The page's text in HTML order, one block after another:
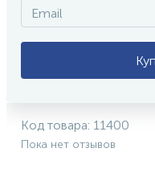
Код товара: 11400
Пока нет отзывов